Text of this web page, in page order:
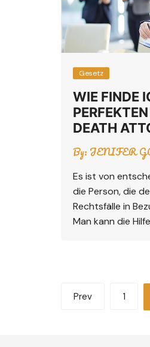
Gesetz
WIE FINDE
DEATH
By: JENIFER
Es ist von
die Person, die
Rechtsfälle in
Man kann die
Posts
Prev 1